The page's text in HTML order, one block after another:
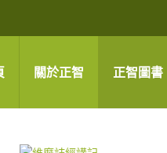
關於正智 正智圖書